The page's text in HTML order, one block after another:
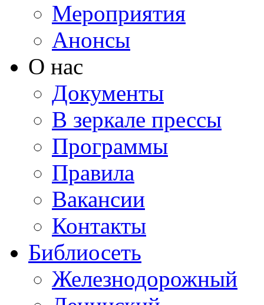
Мероприятия
Анонсы
О нас
Документы
В зеркале прессы
Программы
Правила
Вакансии
Контакты
Библиосеть
Железнодорожный